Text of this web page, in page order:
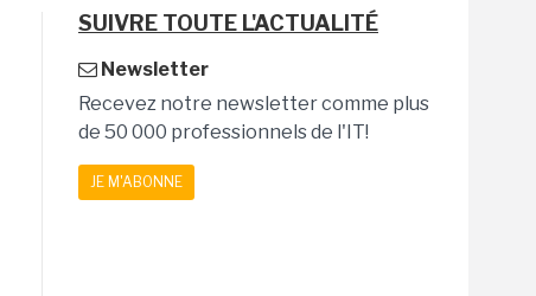
SUIVRE TOUTE L'ACTUALITÉ
Newsletter
Recevez notre newsletter comme plus
de 50 000 professionnels de l'IT!
JE M'ABONNE